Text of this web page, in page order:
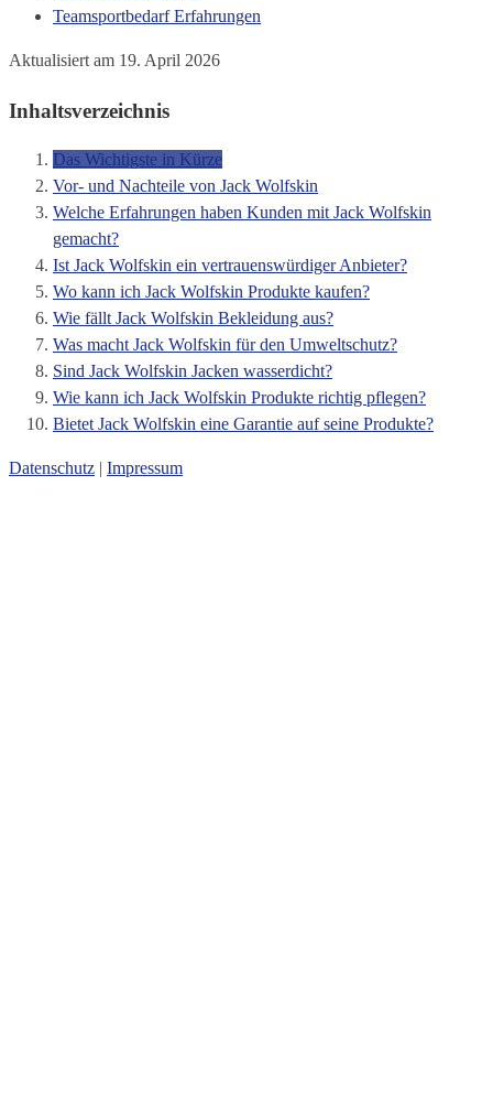
Teamsportbedarf Erfahrungen
Aktualisiert am 19. April 2026
Inhaltsverzeichnis
Das Wichtigste in Kürze
Vor- und Nachteile von Jack Wolfskin
Welche Erfahrungen haben Kunden mit Jack Wolfskin
gemacht?
Ist Jack Wolfskin ein vertrauenswürdiger Anbieter?
Wo kann ich Jack Wolfskin Produkte kaufen?
Wie fällt Jack Wolfskin Bekleidung aus?
Was macht Jack Wolfskin für den Umweltschutz?
Sind Jack Wolfskin Jacken wasserdicht?
Wie kann ich Jack Wolfskin Produkte richtig pflegen?
Bietet Jack Wolfskin eine Garantie auf seine Produkte?
Datenschutz | Impressum